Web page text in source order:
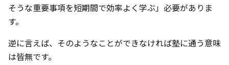
そうな重要事項を短期間で効率よく学ぶ」必要がありま
す。
逆に言えば、そのようなことができなければ塾に通う意味
は皆無です。